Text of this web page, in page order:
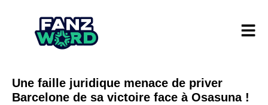
Une faille juridique menace de priver
Barcelone de sa victoire face à Osasuna !